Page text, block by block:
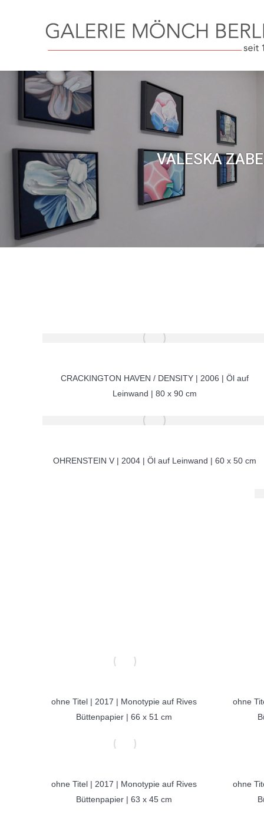
VALESKA
CRACKINGTON HAVEN / DENSITY | 2006 | Öl auf
Leinwand | 80 x 90 cm
OHRENSTEIN V | 2004 | Öl auf Leinwand | 60 x 50 cm
ohne Titel | 2017 | Monotypie auf Rives
Büttenpapier | 66 x 51 cm
ohne
ohne Titel | 2017 | Monotypie auf Rives
Büttenpapier | 63 x 45 cm
ohne